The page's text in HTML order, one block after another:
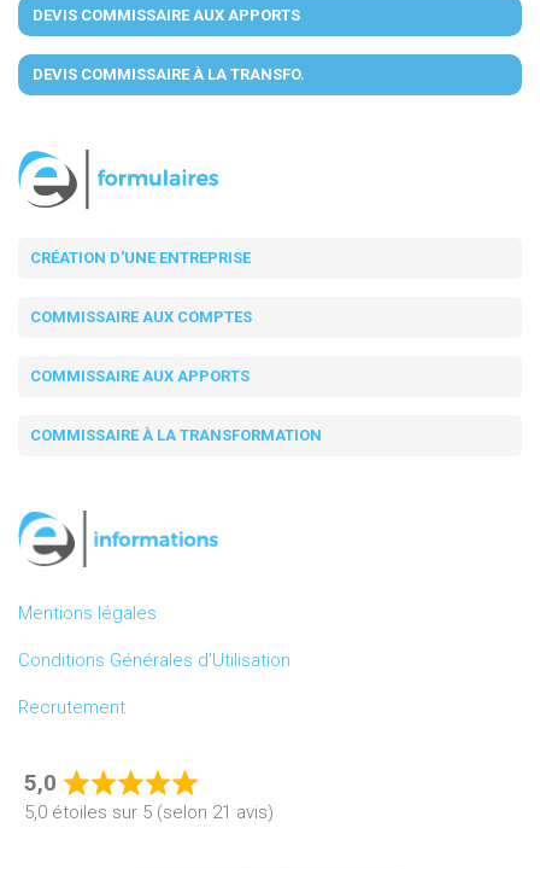
DEVIS COMMISSAIRE AUX APPORTS
DEVIS COMMISSAIRE À LA TRANSFO.
CRÉATION D'UNE ENTREPRISE
COMMISSAIRE AUX COMPTES
COMMISSAIRE AUX APPORTS
COMMISSAIRE À LA TRANSFORMATION
Mentions légales
Conditions Générales d’Utilisation
Recrutement
5,0
Rated
5,0
5,0 étoiles sur 5 (selon 21 avis)